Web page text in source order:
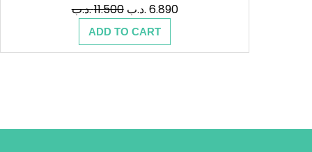
11.500.د.ب
Original
price
was:
11.500 .د.ب.
6.890 .د.ب
Current
6.890 .د.ب.
ADD TO CART